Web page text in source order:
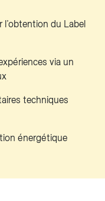
du Label
via un
techniques
énergétique